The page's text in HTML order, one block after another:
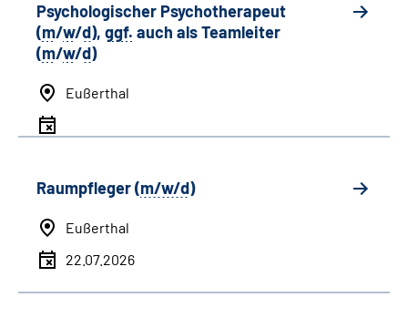
Psychologischer Psychotherapeut
(m/w/d), ggf. auch alsTeamleiter
(m/w/d)
Eußerthal
Raumpfleger (m/w/d)
Eußerthal
22.07.2026